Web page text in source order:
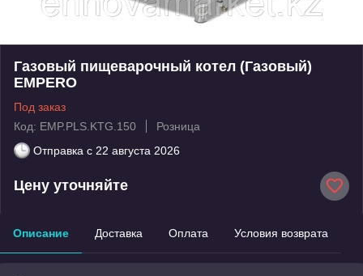
Газовый пищеварочный котел (Газовый)
EMPERO
Под заказ
Код: EMP.PLS.KTG.150
Розница
Отправка с 22 августа 2026
Цену уточняйте
Описание Доставка Оплата Условия возврата